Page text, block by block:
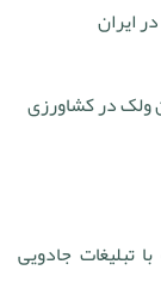
ایران
تبلیغات جادویی